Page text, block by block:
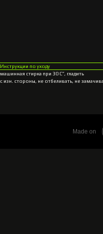
Инструкции по уходу
машинная стирка при 30 С”, гладить
с изн. стороны, не отбеливать, не
Made on